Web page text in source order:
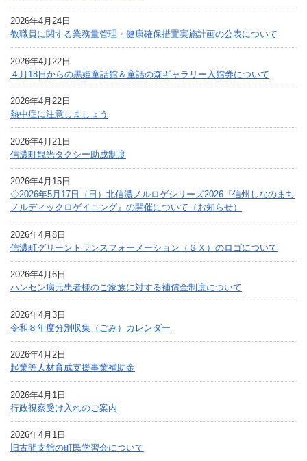
2026年4月24日
教職員に関する業務量管理・健康確保措置実施計画の公表について
2026年4月22日
４月18日からの黒姫童話館＆童話の森ギャラリー入館券について
2026年4月22日
熱中症に注意しましょう
2026年4月21日
信濃町観光タクシー助成制度
2026年4月15日
◇2026年5月17日（日）北信濃ノルロゲシリーズ2026『信州しなのまち
ノルディックロゲイニング』の開催について（お知らせ）
2026年4月8日
信濃町グリーントランスフォーメーション（ＧＸ）のロゴについて
2026年4月6日
ハンセン病元患者様のご家族に対する補償金制度について
2026年4月3日
令和８年度分別収集（ごみ）カレンダー
2026年4月2日
起業等人材育成支援事業補助金
2026年4月1日
行政視察受け入れのご案内
2026年4月1日
旧古間支館の町民学習会について